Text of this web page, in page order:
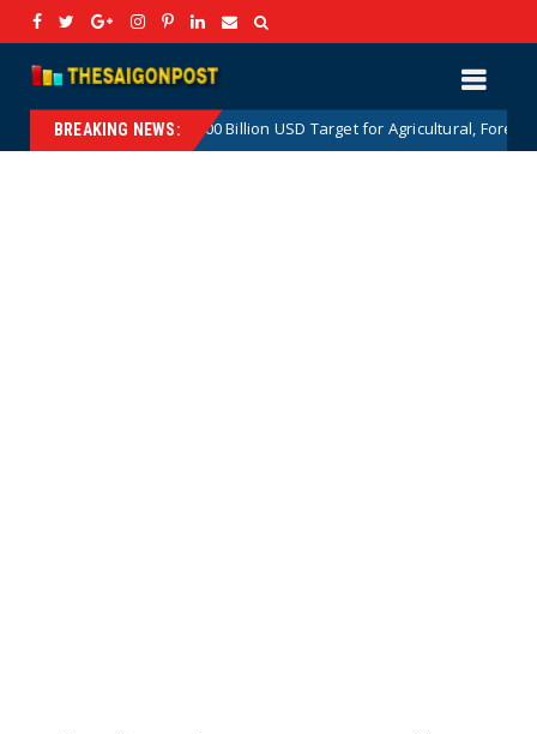
BREAKING NEWS:
The 100 Billion USD Target for Agricultural, Forestry and